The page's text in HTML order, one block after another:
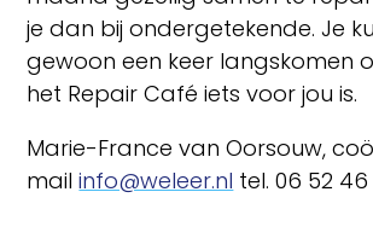
je dan bij ondergetekende. Je
gewoon een keer langskomen
het Repair Café iets voor jou is.
Marie-France van Oorsouw,
mailinfo@weleer.nl tel. 06 52 46